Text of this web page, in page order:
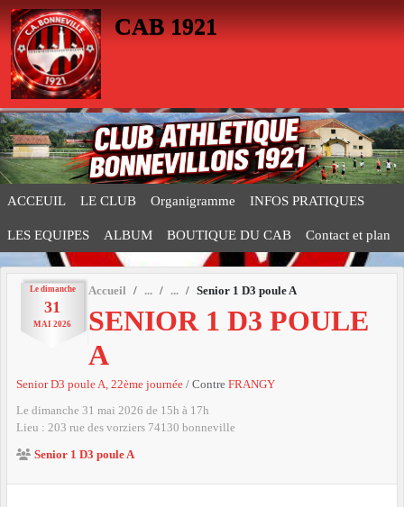
CAB 1921
ACCEUIL LE CLUB Organigramme INFOS PRATIQUES
LES EQUIPES ALBUM BOUTIQUE DU CAB Contact et plan
Le dimanche
31
MAI 2026
Accueil Senior 1 D3 poule A
SENIOR 1 D3 POULE
A
Senior D3 poule A, 22ème journée / Contre FRANGY
Le dimanche 31 mai 2026 de 15h à 17h
Lieu : 203 rue des vorziers 74130 bonneville
Senior 1 D3 poule A
Panneau de gestion des cookies